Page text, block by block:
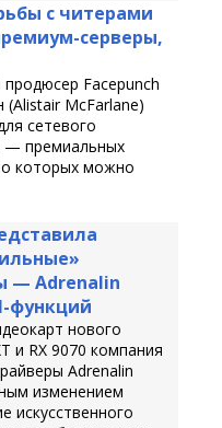
с читерами
серверы,
Facepunch
McFarlane)
сетевого
— премиальных
о которых можно
— Adrenalin
функций
нового
и RX 9070 компания
Adrenalin
изменением
искусственного